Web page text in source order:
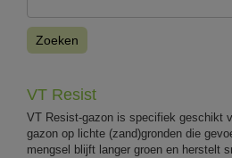
Zoeken
VT Resist
VT Resist-gazon is specifiek geschikt
gazon op lichte (zand)gronden die
mengsel blijft langer groen en herstelt